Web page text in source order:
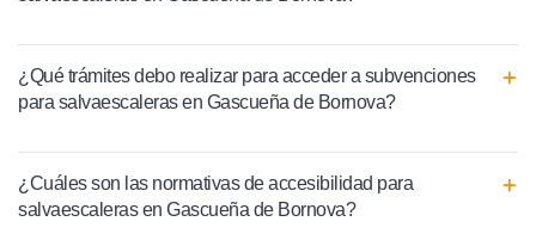
¿Qué trámites debo realizar para acceder a subvenciones
para salvaescaleras en Gascueña de Bornova?
¿Cuáles son las normativas de accesibilidad para
salvaescaleras en Gascueña de Bornova?